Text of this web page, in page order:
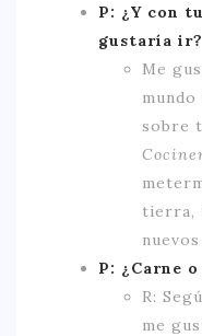
P: ¿Y con
gustaría ir?
Me
mundo
sobre
tierra,
P: ¿Carne
R:
me